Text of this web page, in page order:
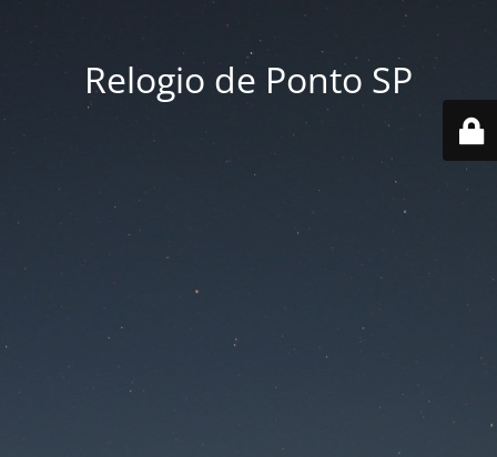
Relogio de Ponto SP